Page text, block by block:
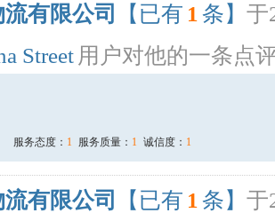
有限公司 【已有 1 条】 于
Street 用户对他的一条点
服务态度： 1 服务质量： 1 诚信度： 1
有限公司 【已有 1 条】 于